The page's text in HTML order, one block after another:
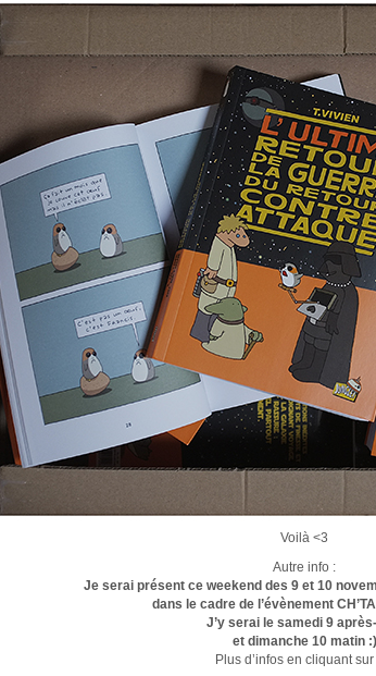
Voilà <3
Autre info :
Je serai présent ce weekend des 9 et 10
dans le cadre de l’évènement
J’y serai le samedi 9
et dimanche 10 matin :)
Plus d’infos en cliquant sur